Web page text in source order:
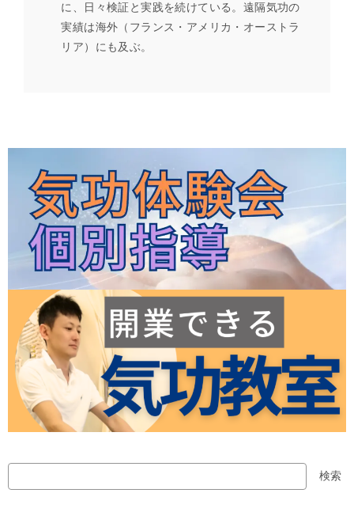
に、日々検証と実践を続けている。遠隔気功の
実績は海外（フランス・アメリカ・オーストラ
リア）にも及ぶ。
索
検索